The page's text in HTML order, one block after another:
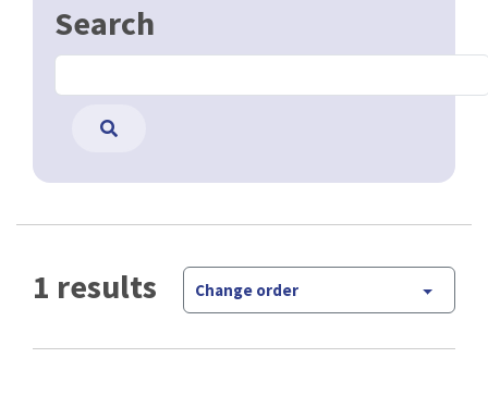
Search
1 results Change order